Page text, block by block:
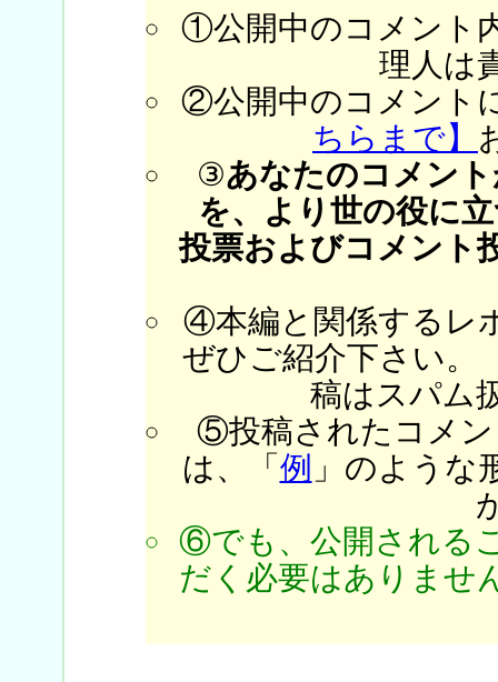
①公開中のコメント
理人は
②公開中のコメント
ちらまで】
③あなたのコメン
を、より世の役に
投票およびコメント
④本編と関係するレ
ぜひご紹介下さい。
稿はスパム
⑤投稿されたコメン
は、「 例 」のような
⑥でも、公開される
だく必要はありませ